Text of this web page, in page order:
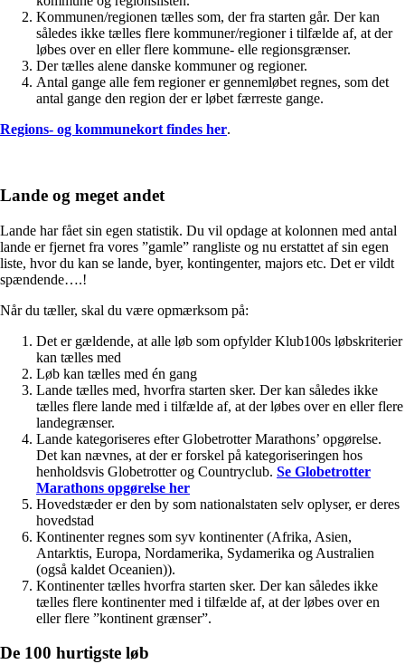
Kommunen/regionen tælles som, der fra starten går. Der kan
således ikke tælles flere kommuner/regioner i tilfælde af, at der
løbes over en eller flere kommune- elle regionsgrænser.
Der tælles alene danske kommuner og regioner.
Antal gange alle fem regioner er gennemløbet regnes, som det
antal gange den region der er løbet færreste gange.
Regions- og kommunekort findes her.
Lande og meget andet
Lande har fået sin egen statistik. Du vil opdage at kolonnen med antal
lande er fjernet fra vores ”gamle” rangliste og nu erstattet af sin egen
liste, hvor du kan se lande, byer, kontingenter, majors etc. Det er vildt
spændende….!
Når du tæller, skal du være opmærksom på:
Det er gældende, at alle løb som opfylder Klub100s løbskriterier
kan tælles med
Løb kan tælles med én gang
Lande tælles med, hvorfra starten sker. Der kan således ikke
tælles flere lande med i tilfælde af, at der løbes over en eller flere
landegrænser.
Lande kategoriseres efter Globetrotter Marathons’ opgørelse.
Det kan nævnes, at der er forskel på kategoriseringen hos
henholdsvis Globetrotter og Countryclub. Se Globetrotter
Marathons opgørelse her
Hovedstæder er den by som nationalstaten selv oplyser, er deres
hovedstad
Kontinenter regnes som syv kontinenter (Afrika, Asien,
Antarktis, Europa, Nordamerika, Sydamerika og Australien
(også kaldet Oceanien)).
Kontinenter tælles hvorfra starten sker. Der kan således ikke
tælles flere kontinenter med i tilfælde af, at der løbes over en
eller flere ”kontinent grænser”.
De 100 hurtigste løb